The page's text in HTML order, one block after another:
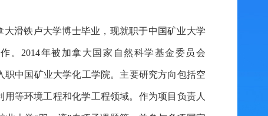
大滑铁卢大学博士毕业，现就职于中国矿业大学
。2014年被加拿大国家自然科学基金委员会
职中国矿业大学化工学院。主要研究方向包括空
等环境工程和化学工程领域。作为项目负责人